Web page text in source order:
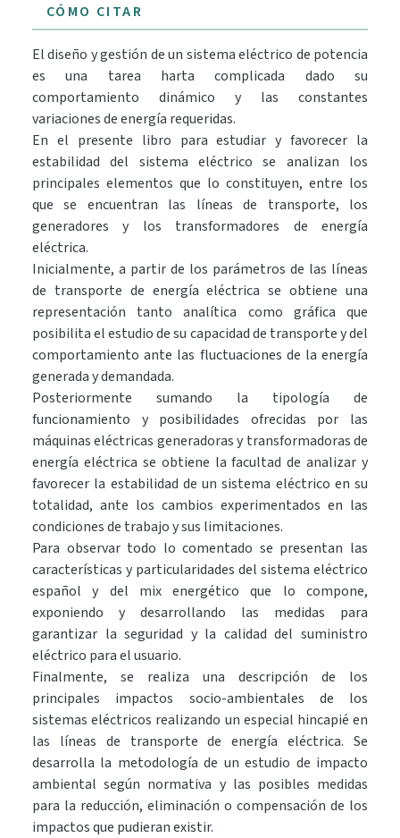
CÓMO CITAR
El diseño y gestión de un sistema eléctrico de potencia
es una tarea harta complicada dado su
comportamiento dinámico y las constantes
variaciones de energía requeridas.
En el presente libro para estudiar y favorecer la
estabilidad del sistema eléctrico se analizan los
principales elementos que lo constituyen, entre los
que se encuentran las líneas de transporte, los
generadores y los transformadores de energía
eléctrica.
Inicialmente, a partir de los parámetros de las líneas
de transporte de energía eléctrica se obtiene una
representación tanto analítica como gráfica que
posibilita el estudio de su capacidad de transporte y del
comportamiento ante las fluctuaciones de la energía
generada y demandada.
Posteriormente sumando la tipología de
funcionamiento y posibilidades ofrecidas por las
máquinas eléctricas generadoras y transformadoras de
energía eléctrica se obtiene la facultad de analizar y
favorecer la estabilidad de un sistema eléctrico en su
totalidad, ante los cambios experimentados en las
condiciones de trabajo y sus limitaciones.
Para observar todo lo comentado se presentan las
características y particularidades del sistema eléctrico
español y del mix energético que lo compone,
exponiendo y desarrollando las medidas para
garantizar la seguridad y la calidad del suministro
eléctrico para el usuario.
Finalmente, se realiza una descripción de los
principales impactos socio-ambientales de los
sistemas eléctricos realizando un especial hincapié en
las líneas de transporte de energía eléctrica. Se
desarrolla la metodología de un estudio de impacto
ambiental según normativa y las posibles medidas
para la reducción, eliminación o compensación de los
impactos que pudieran existir.